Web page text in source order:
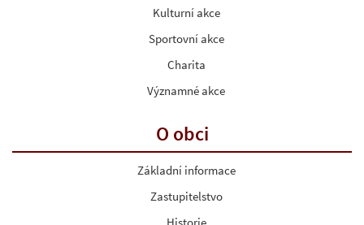
Kulturní akce
Sportovní akce
Charita
Významné akce
O obci
Základní informace
Zastupitelstvo